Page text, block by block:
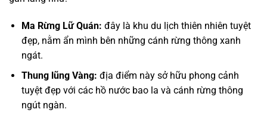
Ma Rừng Lữ Quán: đây là khu du lịch thiên nhiên tuyệt
đẹp, nằm ẩn mình bên những cánh rừng thông xanh
ngát.
Thung lũng Vàng: địa điểm này sở hữu phong cảnh
tuyệt đẹp với các hồ nước bao la và cánh rừng thông
ngút ngàn.